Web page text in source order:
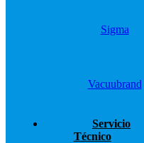
Sigma
Vacuubrand
Servicio
Técnico